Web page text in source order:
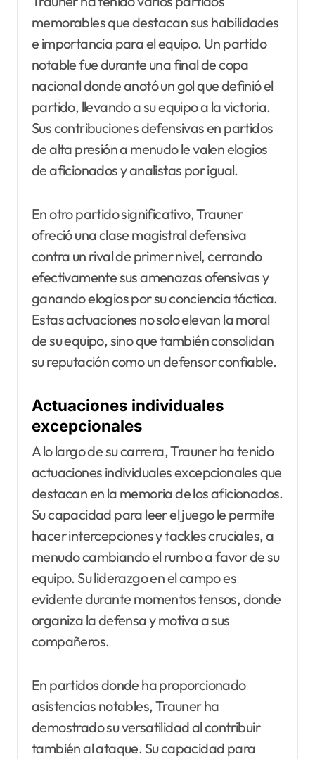
memorables que destacan sus habilidades
e importancia para el equipo. Un partido
notable fue durante una final de copa
nacional donde anotó un gol que definió el
partido, llevando a su equipo a la victoria.
Sus contribuciones defensivas en partidos
de alta presión a menudo le valen elogios
de aficionados y analistas por igual.
En otro partido significativo, Trauner
ofreció una clase magistral defensiva
contra un rival de primer nivel, cerrando
efectivamente sus amenazas ofensivas y
ganando elogios por su conciencia táctica.
Estas actuaciones no solo elevan la moral
de su equipo, sino que también consolidan
su reputación como un defensor confiable.
Actuaciones individuales
excepcionales
A lo largo de su carrera, Trauner ha tenido
actuaciones individuales excepcionales que
destacan en la memoria de los aficionados.
Su capacidad para leer el juego le permite
hacer intercepciones y tackles cruciales, a
menudo cambiando el rumbo a favor de su
equipo. Su liderazgo en el campo es
evidente durante momentos tensos, donde
organiza la defensa y motiva a sus
compañeros.
En partidos donde ha proporcionado
asistencias notables, Trauner ha
demostrado su versatilidad al contribuir
también al ataque. Su capacidad para